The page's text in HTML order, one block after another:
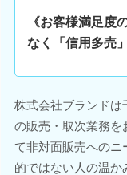
《お客様満足度
なく「信用多売
株式会社ブランドは
の販売・取次業務を
て非対面販売へのニ
的ではない人の温か